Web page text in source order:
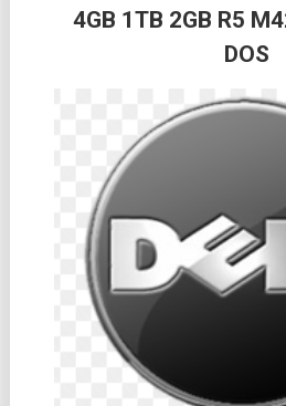
4GB 1TB 2GB R5
DOS